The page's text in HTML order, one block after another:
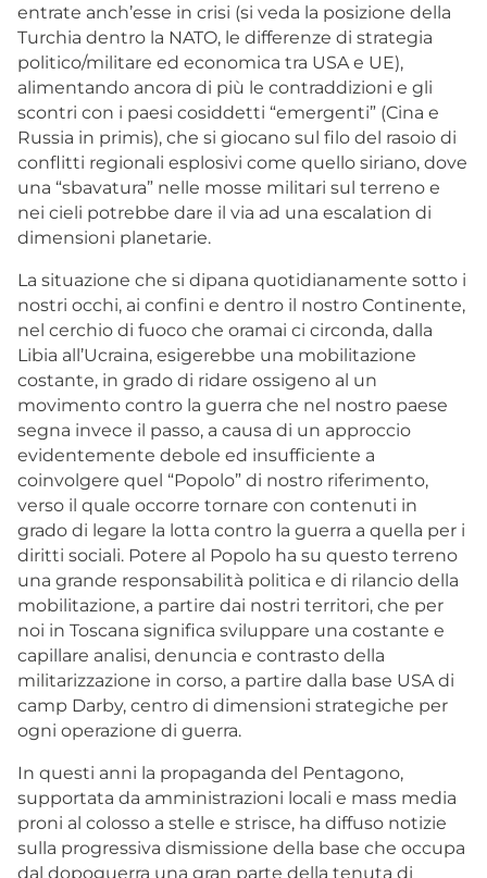
entrate anch’esse in crisi (si veda la posizione della
Turchia dentro la NATO, le differenze di strategia
politico/militare ed economica tra USA e UE),
alimentando ancora di più le contraddizioni e gli
scontri con i paesi cosiddetti “emergenti” (Cina e
Russia in primis), che si giocano sul filo del rasoio di
conflitti regionali esplosivi come quello siriano, dove
una “sbavatura” nelle mosse militari sul terreno e
nei cieli potrebbe dare il via ad una escalation di
dimensioni planetarie.
La situazione che si dipana quotidianamente sotto i
nostri occhi, ai confini e dentro il nostro Continente,
nel cerchio di fuoco che oramai ci circonda, dalla
Libia all’Ucraina, esigerebbe una mobilitazione
costante, in grado di ridare ossigeno al un
movimento contro la guerra che nel nostro paese
segna invece il passo, a causa di un approccio
evidentemente debole ed insufficiente a
coinvolgere quel “Popolo” di nostro riferimento,
verso il quale occorre tornare con contenuti in
grado di legare la lotta contro la guerra a quella per i
diritti sociali. Potere al Popolo ha su questo terreno
una grande responsabilità politica e di rilancio della
mobilitazione, a partire dai nostri territori, che per
noi in Toscana significa sviluppare una costante e
capillare analisi, denuncia e contrasto della
militarizzazione in corso, a partire dalla base USA di
camp Darby, centro di dimensioni strategiche per
ogni operazione di guerra.
In questi anni la propaganda del Pentagono,
supportata da amministrazioni locali e mass media
proni al colosso a stelle e strisce, ha diffuso notizie
sulla progressiva dismissione della base che occupa
dal dopoguerra una gran parte della tenuta di